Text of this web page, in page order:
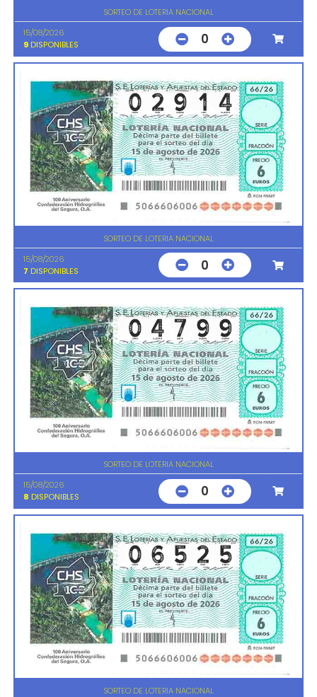
SORTEO DE LOTERIA NACIONAL
15/08/2026
9 DISPONIBLES 0
SORTEO DE LOTERIA NACIONAL
15/08/2026
7 DISPONIBLES 0
SORTEO DE LOTERIA NACIONAL
15/08/2026
8 DISPONIBLES 0
SORTEO DE LOTERIA NACIONAL